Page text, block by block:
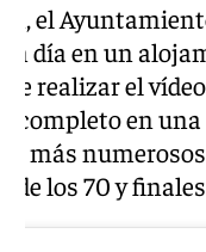
el
día en un
realizar el
completo en
más
de los 70 y